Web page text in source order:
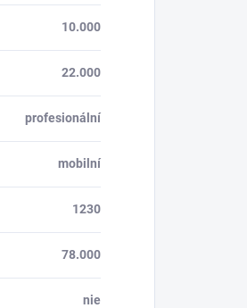
10.000
22.000
profesionální
mobilní
1230
78.000
nie